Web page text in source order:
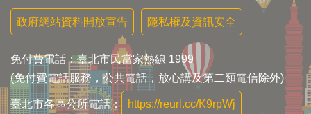
政府網站資料開放宣告 隱私權及資訊安全
免付費電話：臺北市民當家熱線 1999
(免付費電話服務，公共電話，放心講及第二類電信除外)
臺北市各區公所電話： https://reurl.cc/K9rpWj